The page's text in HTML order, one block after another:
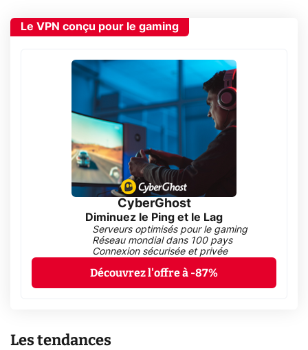
Le VPN conçu pour le gaming
CyberGhost
Diminuez le Ping et le Lag
Serveurs optimisés pour le gaming
Réseau mondial dans 100 pays
Connexion sécurisée et privée
Découvrez l'offre à -87%
Les tendances